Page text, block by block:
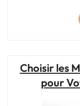
Choisir les
pour